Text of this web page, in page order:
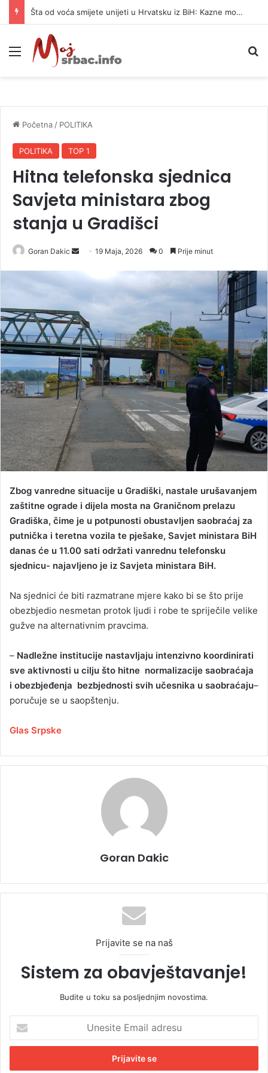
Šta od voća smijete unijeti u Hrvatsku iz BiH: Kazne mogu dostići 13.260 evra
Meni
Početna / POLITIKA
POLITIKA TOP 1
Hitna telefonska sjednica
Savjeta ministara zbog
stanja u Gradišci
Goran Dakic
n
e
m
i
l
19 Maja, 2026 0 Prije minut
Zbog vanredne situacije u Gradiški, nastale urušavanjem
zaštitne ograde i dijela mosta na Graničnom prelazu
Gradiška, čime je u potpunosti obustavljen saobraćaj za
putnička i teretna vozila te pješake, Savjet ministara BiH
danas će u 11.00 sati održati vanrednu telefonsku
sjednicu- najavljeno je iz Savjeta ministara BiH.
Na sjednici će biti razmatrane mjere kako bi se što prije
obezbjedio nesmetan protok ljudi i robe te spriječile velike
gužve na alternativnim pravcima.
– Nadležne institucije nastavljaju intenzivno koordinirati
sve aktivnosti u cilju što hitne normalizacije saobraćaja
i obezbjeđenja bezbjednosti svih učesnika u saobraćaju–
poručuje se u saopštenju.
Glas Srpske
Goran Dakic
Prijavite se na naš
Sistem za obavještavanje!
Budite u toku sa posljednjim novostima.
e